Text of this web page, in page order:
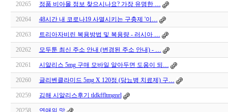
20265 정품 비아몰 정보 찾으시나요? 가장 유명한 …
20264 48시간 내 코로나19 사멸시키는 구충제 '이…
20263 트리아자비린 복용방법 및 복용량 - 러시아 …
20262 모두툰 최신 주소 안내 (변경된 주소 안내) - …
20261 시알리스 5mg 구매 모바일 알아두면 도움이 되…
20260 글리벤클라미드 5mg X 120정 (당뇨병 치료제) 구…
20259 김해 시알리스후기 tldkffltmgnrl
20258 연애의 맛